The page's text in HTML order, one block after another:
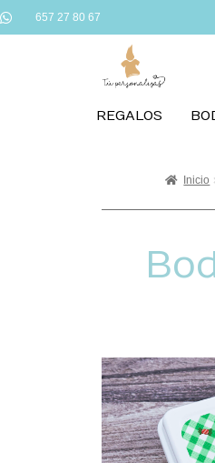
657 27 80 67
REGALOS
Inicio